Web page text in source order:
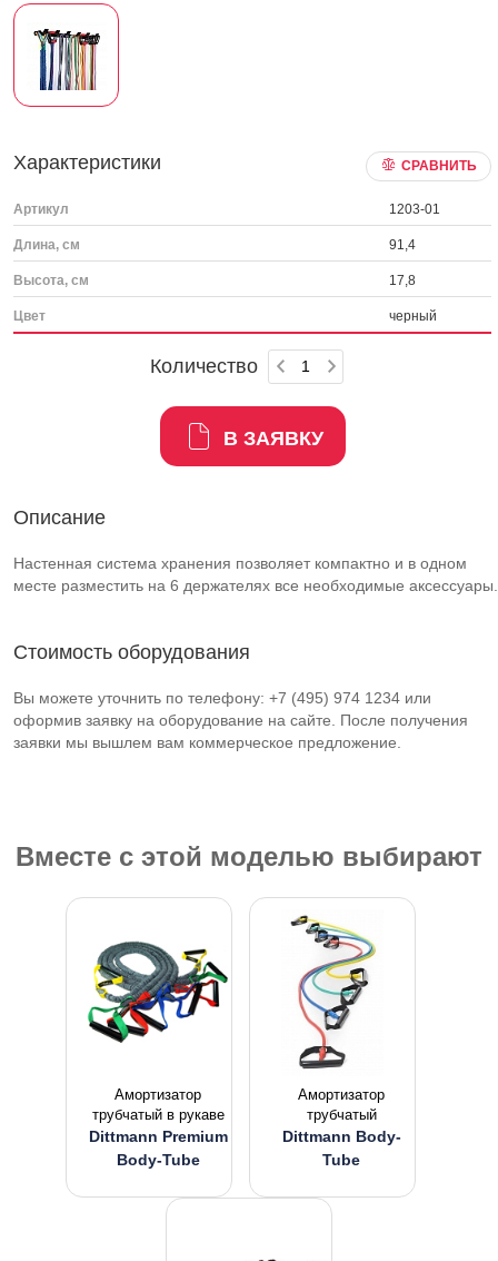
Характеристики СРАВНИТЬ
Артикул 1203-01
Длина, см 91,4
Высота, см 17,8
Цвет черный
Количество
В ЗАЯВКУ
Описание
Настенная система хранения позволяет компактно и в одном
месте разместить на 6 держателях все необходимые аксессуары.
Стоимость оборудования
Вы можете уточнить по телефону: +7 (495) 974 1234 или
оформив заявку на оборудование на сайте. После получения
заявки мы вышлем вам коммерческое предложение.
Вместе с этой моделью выбирают
Амортизатор
трубчатый в рукаве
Dittmann Premium
Body-Tube
Амортизатор
трубчатый
Dittmann Body-
Tube